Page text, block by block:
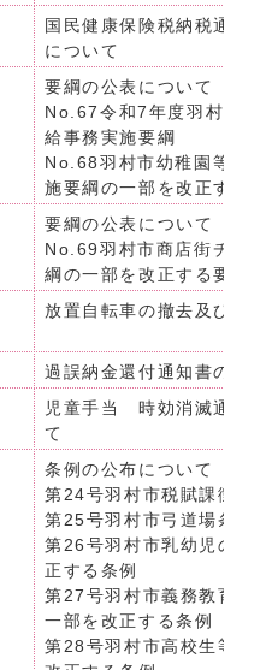
国民健康保険税納税通
について
要綱の公表について（
No.67令和7年度羽村市
給事務実施要綱
No.68羽村市幼稚園等に
施要綱の一部を改正する
要綱の公表について（
No.69羽村市商店街チャ
綱の一部を改正する要綱
放置自転車の撤去及び保
過誤納金還付通知書の公
児童手当 時効消滅通知
て
条例の公布について（
第24号羽村市税賦課徴
第25号羽村市弓道場条
第26号羽村市乳幼児の
正する条例
第27号羽村市義務教育
一部を改正する条例
第28号羽村市高校生等